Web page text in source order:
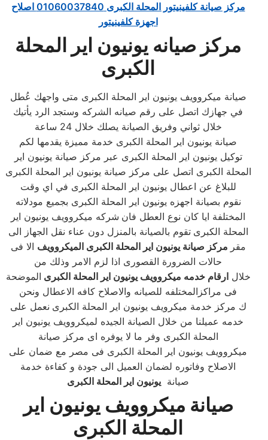
مركز صيانة كلفينيتور المحلة الكبرى 01060037840 اصلاح
اجهزة كلفينيتور
مركز صيانه يونيون اير المحلة
الكبرى
صيانة ميكروويف يونيون اير المحلة الكبرى متى واجهك عُطل
في جهازك اتصل على رقم صيانه الشركه وستجد الرد يأتيك
خلال ثواني وفريق الصيانة يصلك خلال 24 ساعة
صيانة يونيون اير المحلة الكبرى خدمة مميزة يقدمها لكم
توكيل يونيون اير المحلة الكبرى عبر مركز صيانة يونيون اير
المحلة الكبرى اتصل على مركز صيانة يونيون اير المحلة الكبرى
للبلاغ عن اعطال يونيون اير المحلة الكبرى في اي وقت
نقوم بصيانة اجهزه يونيون اير المحلة الكبرى بجميع مودلاته
المختلفة ايا كان نوع العطل فان شركه ميكروويف يونيون اير
المحلة الكبرى تقوم بالصيانة بالمنزل دون عناء نقل الجهاز الى
مقر مركز صيانة يونيون اير المحلة الكبرى الميكروويف الا فى
حالات الضرورة القصورى اذا لزم الامر وذلك من
خلالارقام خدمه ميكروويف يونيون اير المحلة الكبرى الموضحة
فى مراكزالمختلفه للصيانه والاصلاح كافه الاعطال ونحن
ك مركز خدمة ميكرويف يونيون اير المحلة الكبرى نعمل على
خدمه عميلنا من خلال الصيانة الجيده لميكروويف يونيون اير
المحلة الكبرى وفر ما لا يوفره اى مركز صيانة
ميكروويف يونيون اير المحلة الكبرى فى مصر مع ضمان على
الاصلاح وفاتوره لضمان العميل الى جودة و كفاءة خدمة
صيانة يونيون اير المحلة الكبرى
صيانة ميكروويف يونيون اير
المحلة الكبرى